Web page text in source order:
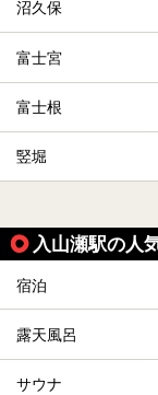
沼久保
富士宮
富士根
竪堀
入山瀬駅の人
宿泊
露天風呂
サウナ